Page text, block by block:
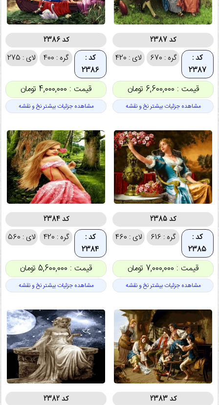
کد 2387
کد :
2387
گره : 670 لای : 420
قیمت : 6,600,000 تومان
مشاهده جزئیات بیشتر نخ و نقشه
کد 2386
کد :
2386
گره : 400 لای : 275
قیمت : 4,000,000 تومان
مشاهده جزئیات بیشتر نخ و نقشه
کد 2385
کد :
2385
گره : 616 لای : 460
قیمت : 7,000,000 تومان
مشاهده جزئیات بیشتر نخ و نقشه
کد 2384
کد :
2384
گره : 420 لای : 560
قیمت : 5,600,000 تومان
مشاهده جزئیات بیشتر نخ و نقشه
کد 2383 کد 2382